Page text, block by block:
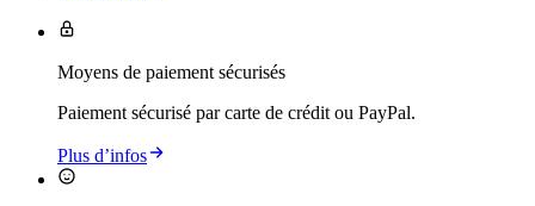
Moyens de paiement sécurisés
Paiement sécurisé par carte de crédit ou PayPal.
Plus d’infos